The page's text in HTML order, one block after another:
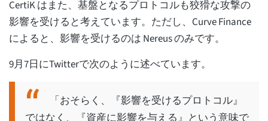
CertiK はまた、基盤となるプロトコルも狡猾な攻撃の
影響を受けると考えています。ただし、Curve Finance
によると、影響を受けるのは Nereus のみです。
9月7日にTwitterで次のように述べています。
「おそらく、『影響を受けるプロトコル』
ではなく、『資産に影響を与える』という意味で